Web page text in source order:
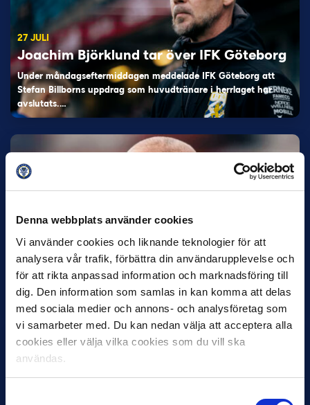
Denna webbplats använder cookies
Vi använder cookies och liknande teknologier för att
analysera vår trafik, förbättra din användarupplevelse och
för att rikta anpassad information och marknadsföring till
dig. Den information som samlas in kan komma att delas
med sociala medier och annons- och analysföretag som
vi samarbeter med. Du kan nedan välja att acceptera alla
cookies eller välja vilka cookies som du vill ska
användas.
27 JULI
Joachim Björklund tar över IFK Göteborg
Under måndagseftermiddagen meddelade IFK Göteborg att
Stefan Billborns uppdrag som huvudtränare i herrlaget har
avslutats.…
30 JUNI
Helstrup ny tränare i Malmö FF
Inleder mot…